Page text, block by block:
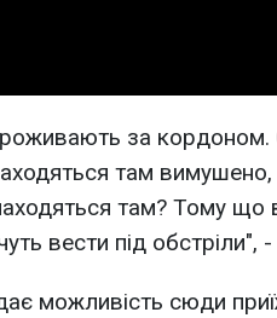
за
там вимушено,
там? Тому що
вести під обстріли",
можливість сюди